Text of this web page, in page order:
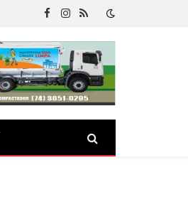
Facebook
Instagram
RSS